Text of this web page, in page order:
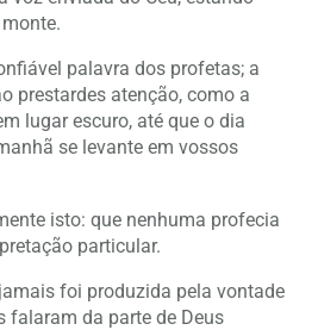
palavra dos profetas; a
prestardes atenção, como a
lugar escuro, até que o dia
se levante em vossos
isto: que nenhuma profecia
particular.
foi produzida pela vontade
falaram da parte de Deus